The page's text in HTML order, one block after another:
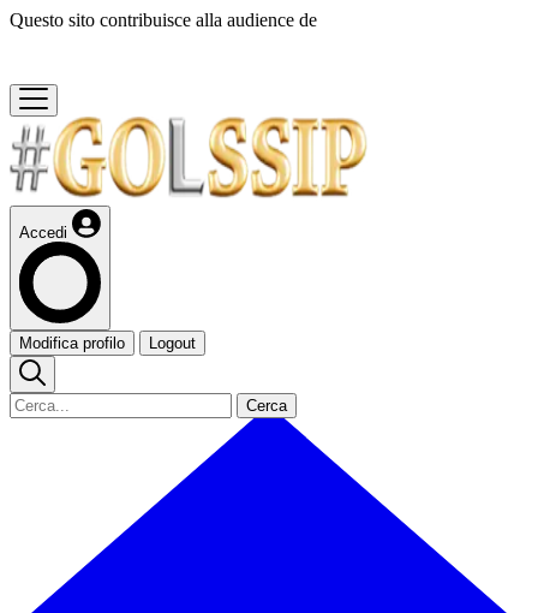
Questo sito contribuisce alla audience de
Accedi
Modifica profilo Logout
Cerca